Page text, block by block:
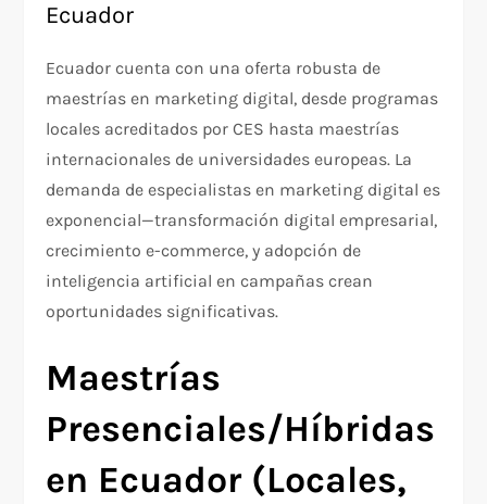
Ecuador
Ecuador cuenta con una oferta robusta de
maestrías en marketing digital, desde programas
locales acreditados por CES hasta maestrías
internacionales de universidades europeas. La
demanda de especialistas en marketing digital es
exponencial—transformación digital empresarial,
crecimiento e-commerce, y adopción de
inteligencia artificial en campañas crean
oportunidades significativas.
Maestrías
Presenciales/Híbridas
en Ecuador (Locales,